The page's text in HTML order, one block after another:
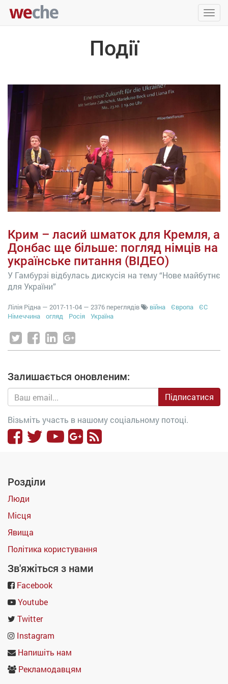
Події
Крим – ласий шматок для Кремля, а
Донбас ще більше: погляд німців на
українське питання (ВІДЕО)
У Гамбурзі відбулась дискусія на тему “Нове майбутнє
для України”
Лілія Рідна — 2017-11-04 — 2376 переглядів війна Європа
ЄС
Німеччина
огляд Росія Україна
Залишається оновленим:
Підписатися
Візьміть участь в нашому соціальному потоці.
Розділи
Люди
Місця
Явища
Політика користування
Зв'яжіться з нами
Facebook
Youtube
Twitter
Instagram
Напишіть нам
Рекламодавцям